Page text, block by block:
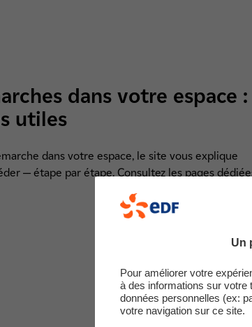
dans votre espace
utiles
dans votre espace, le site vous explique
— étape par étape. Consultez les pages
Un
Pour améliorer votre
à des informations sur votre
données personnelles (ex:
votre navigation sur ce site.